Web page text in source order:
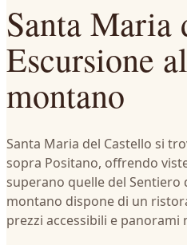
Santa Maria
Escursione
montano
Santa Maria del Castello si
sopra Positano, offrendo
superano quelle del
montano dispone di un
prezzi accessibili e panorami